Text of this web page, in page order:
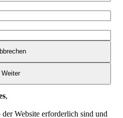
Weiter
,
Website erforderlich sind und